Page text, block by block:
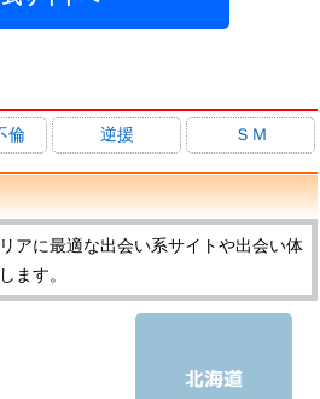
倫 逆援 ＳＭ
アに最適な出会い系サイトや出会い体
ます。